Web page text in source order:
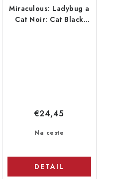
Miraculous: Ladybug a
Cat Noir: Cat Black
Na ceste
€24,45
DETAIL